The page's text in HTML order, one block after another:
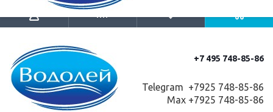
+7 495 748-85-86
Telegram +7925 748-85-86
Max +7925 748-85-86